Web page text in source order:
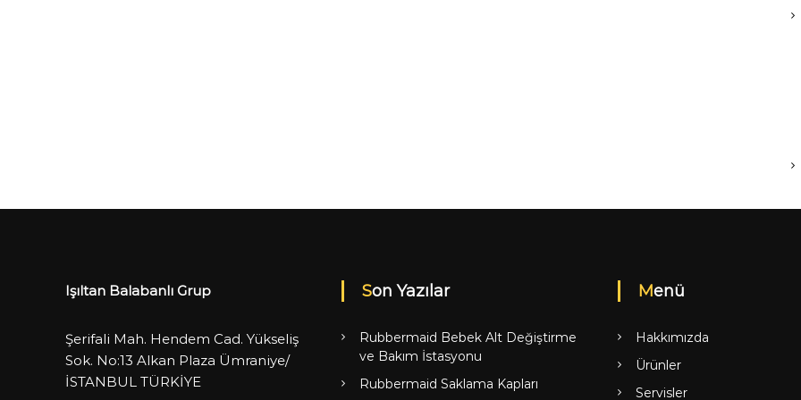
Işıltan Balabanlı Grup
Şerifali Mah. Hendem Cad. Yükseliş
Sok. No:13 Alkan Plaza Ümraniye/
İSTANBUL TÜRKİYE
Son Yazılar
Rubbermaid Bebek Alt Değiştirme
ve Bakım İstasyonu
Rubbermaid Saklama Kapları
Menü
Hakkımızda
Ürünler
Servisler